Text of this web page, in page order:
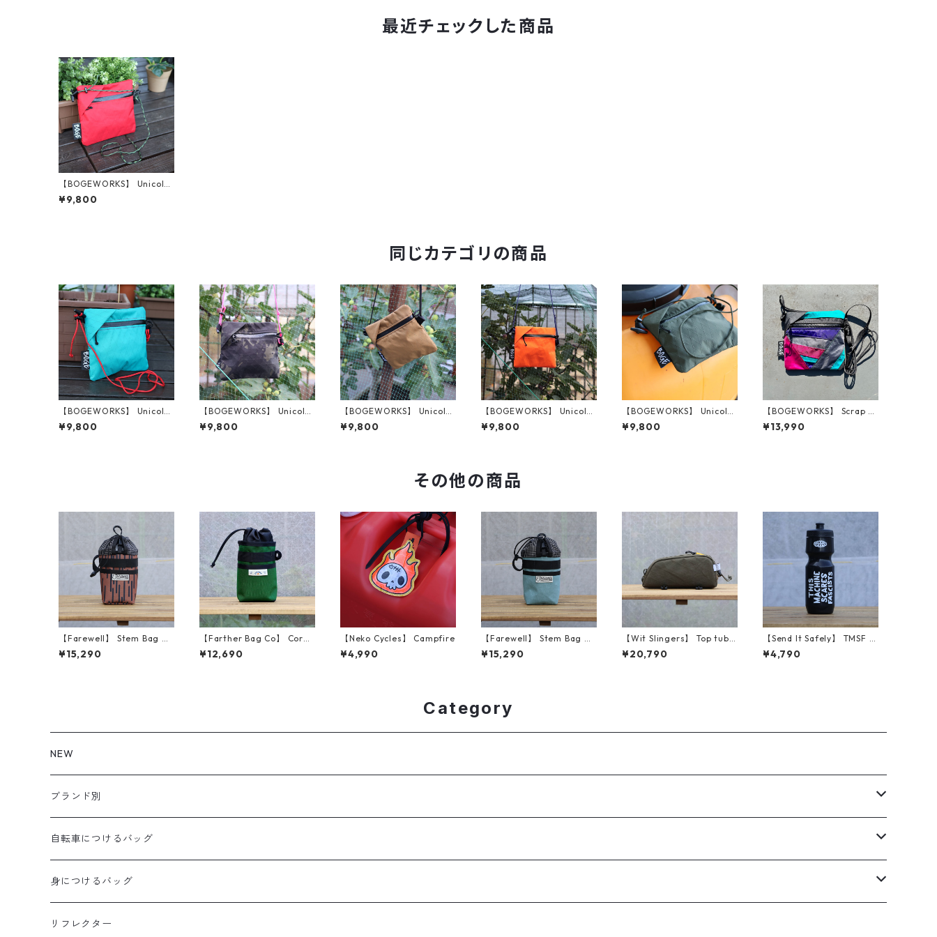
最近チェックした商品
【BOGEWORKS】 Unicolor
ed pouch (Red)
¥9,800
同じカテゴリの商品
【BOGEWORKS】 Unicolor
ed pouch (Turquoise Blue)
¥9,800
【BOGEWORKS】 Unicolor
ed pouch (MultiCam)
¥9,800
【BOGEWORKS】 Unicolor
ed pouch (Coyote)
¥9,800
【BOGEWORKS】 Unicolor
ed pouch (Neon Orange)
¥9,800
【BOGEWORKS】 Unicolor
ed pouch (Olive)
¥9,800
【BOGEWORKS】 Scrap p
ouches (#3)
¥13,990
その他の商品
【Farewell】 Stem Bag V2
（Brawn Rain Camo）
¥15,290
【Farther Bag Co】 Corne
r Pocket Stem Bag (Fores
t Green)
¥12,690
【Neko Cycles】 Campfire
¥4,990
【Farewell】 Stem Bag V2
（Glacier Blue X11）
¥15,290
【Wit Slingers】 Top tube
bag (Olive)
¥20,790
【Send It Safely】 TMSF S
ugarcane Bottles
¥4,790
Category
NEW
ブランド別
aldr works
B3
Baby Legs Bags
自転車につけるバッグ
WALD 用バッグ
ハンドルバーバッグ
身につけるバッグ
ヒップバッグ
リフレクター